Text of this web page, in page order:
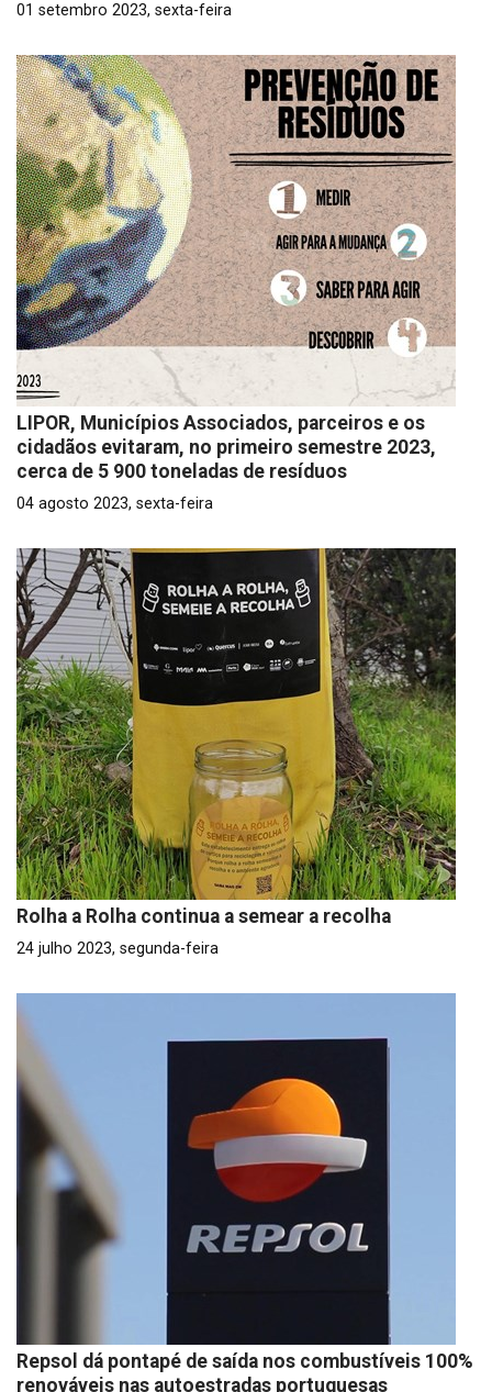
01 setembro 2023, sexta-feira
LIPOR, Municípios Associados, parceiros e os
cidadãos evitaram, no primeiro semestre 2023,
cerca de 5 900 toneladas de resíduos
04 agosto 2023, sexta-feira
Rolha a Rolha continua a semear a recolha
24 julho 2023, segunda-feira
Repsol dá pontapé de saída nos combustíveis 100%
renováveis nas autoestradas portuguesas